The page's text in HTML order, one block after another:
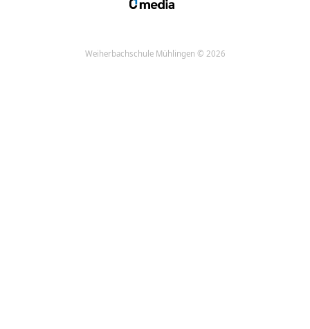
Weiherbachschule Mühlingen © 2026